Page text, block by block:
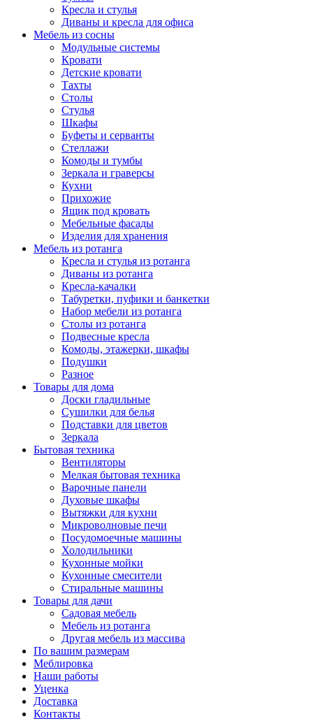
Кресла и стулья
Диваны и кресла для офиса
Мебель из сосны
Модульные системы
Кровати
Детские кровати
Тахты
Столы
Стулья
Шкафы
Буфеты и серванты
Стеллажи
Комоды и тумбы
Зеркала и граверсы
Кухни
Прихожие
Ящик под кровать
Мебельные фасады
Изделия для хранения
Мебель из ротанга
Кресла и стулья из ротанга
Диваны из ротанга
Кресла-качалки
Табуретки, пуфики и банкетки
Набор мебели из ротанга
Столы из ротанга
Подвесные кресла
Комоды, этажерки, шкафы
Подушки
Разное
Товары для дома
Доски гладильные
Сушилки для белья
Подставки для цветов
Зеркала
Бытовая техника
Вентиляторы
Мелкая бытовая техника
Варочные панели
Духовые шкафы
Вытяжки для кухни
Микроволновые печи
Посудомоечные машины
Холодильники
Кухонные мойки
Кухонные смесители
Стиральные машины
Товары для дачи
Садовая мебель
Мебель из ротанга
Другая мебель из массива
По вашим размерам
Меблировка
Наши работы
Уценка
Доставка
Контакты